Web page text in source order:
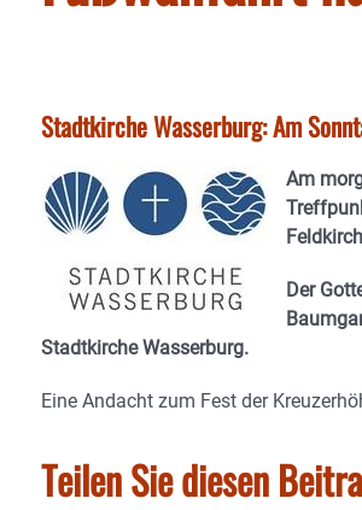
Stadtkirche Wasserburg: Am
Am
Der
Stadtkirche Wasserburg.
Eine Andacht zum Fest der
Teilen Sie diesen